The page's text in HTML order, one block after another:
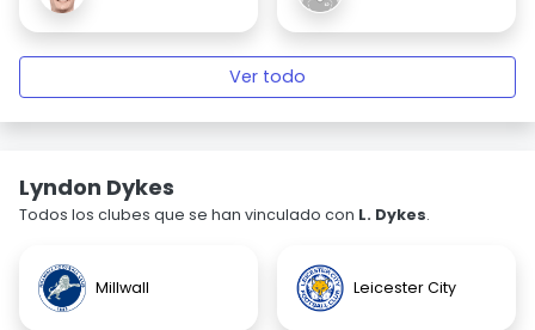
Ver todo
Lyndon Dykes
Todos los clubes que se han vinculado con L. Dykes.
Millwall Leicester City